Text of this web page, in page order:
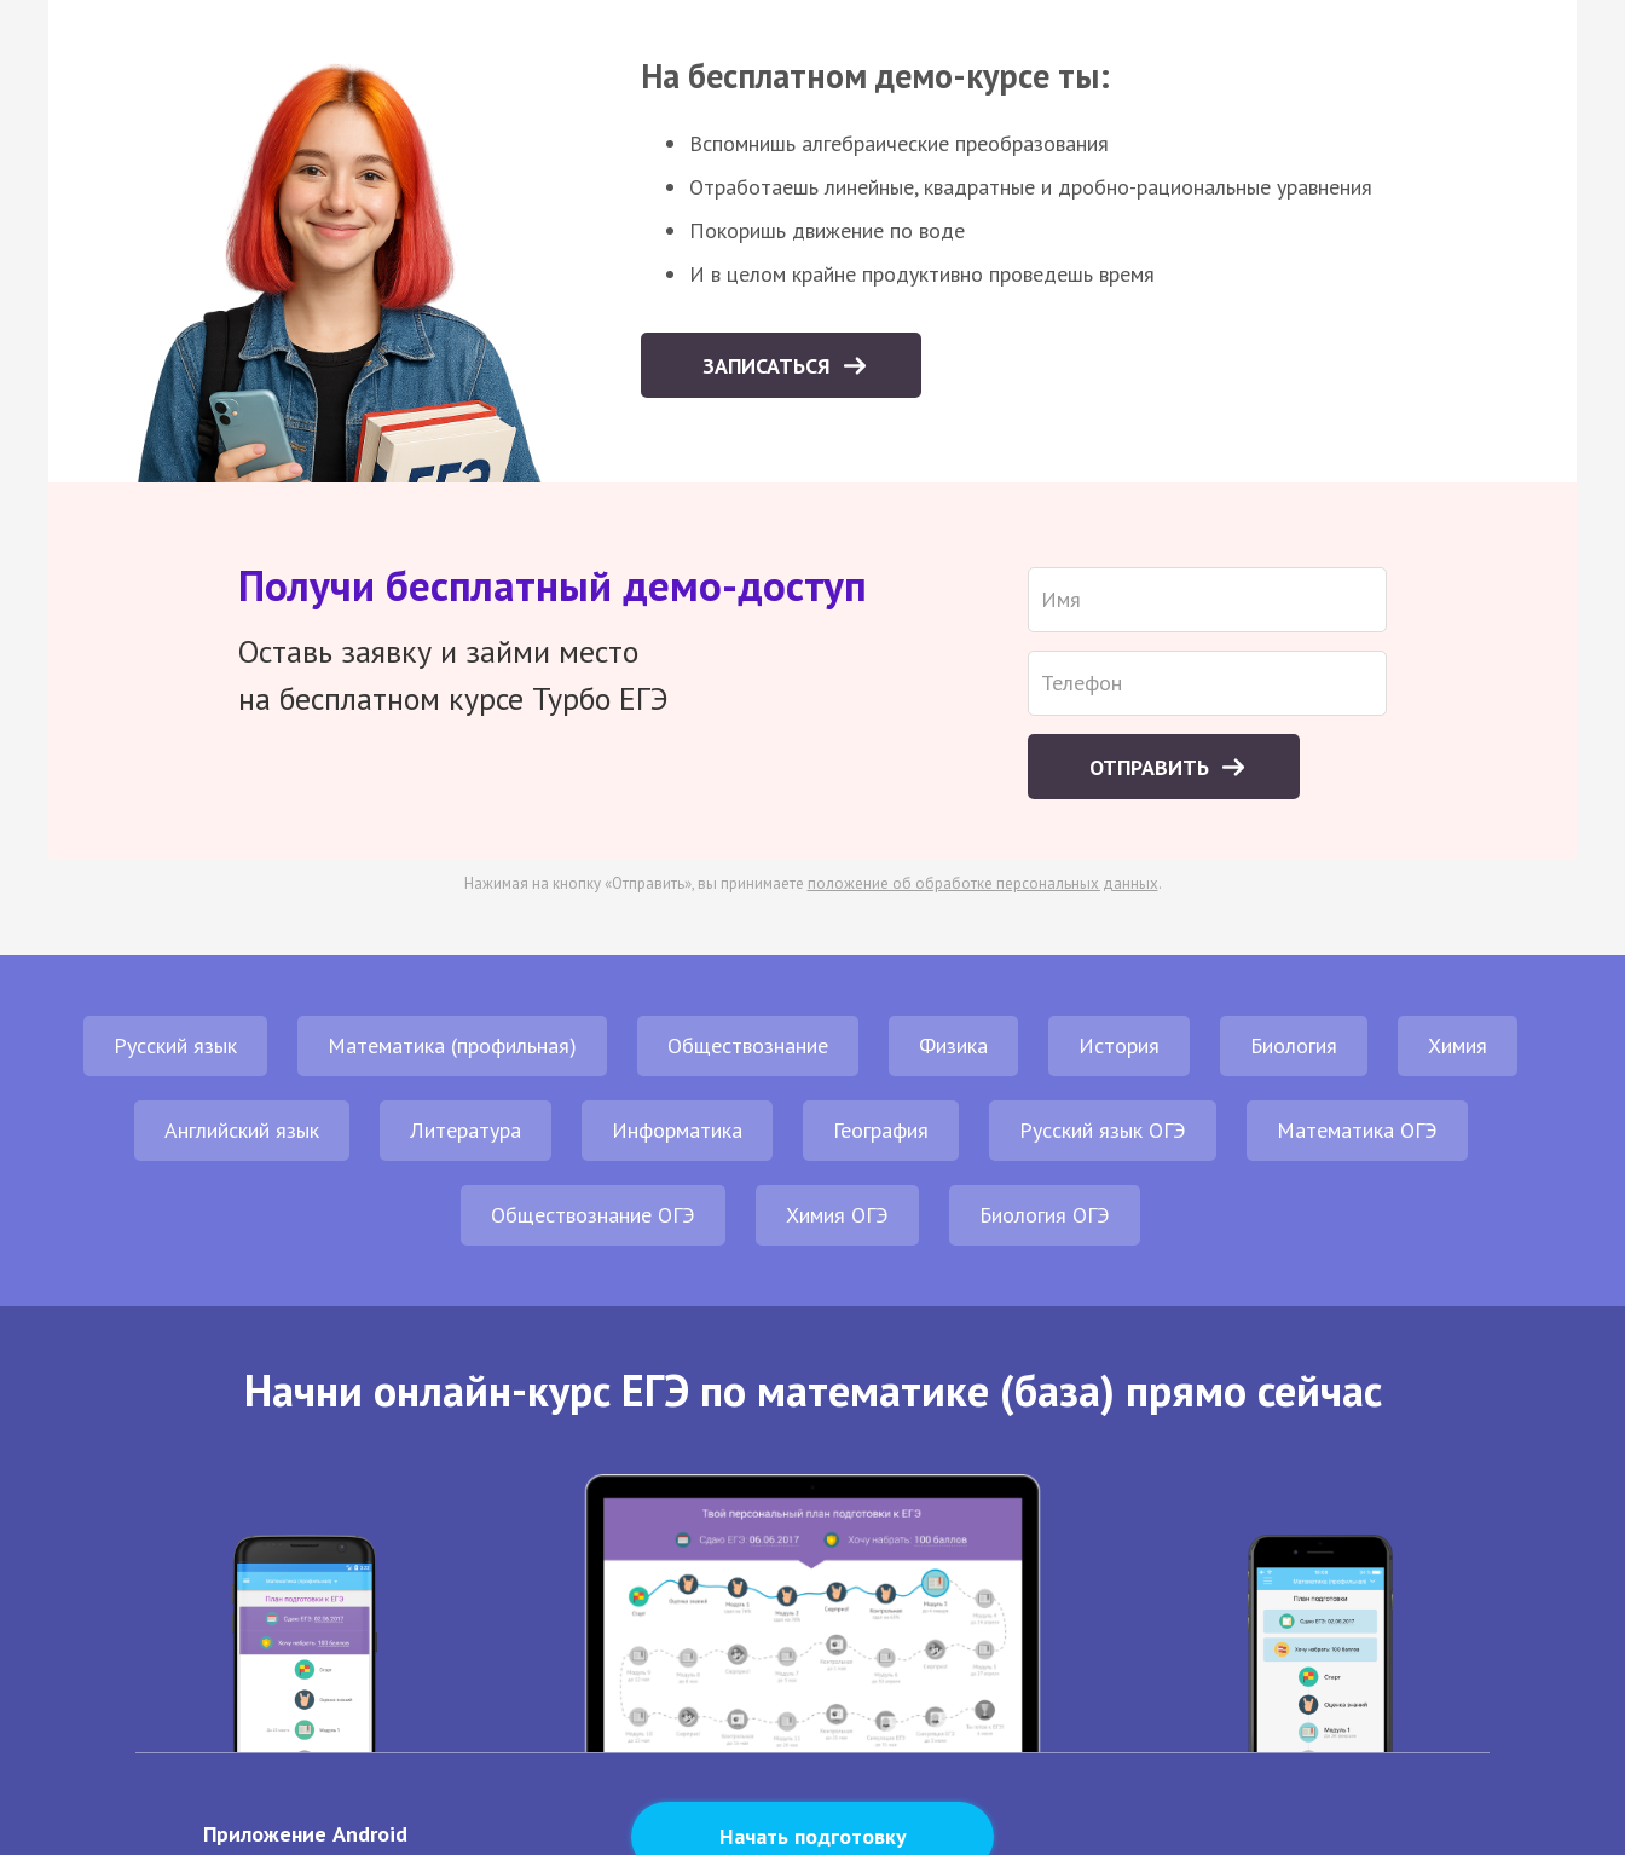
На бесплатном демо-курсе ты:
Вспомнишь алгебраические преобразования
Отработаешь линейные, квадратные и дробно-рациональные уравнения
Покоришь движение по воде
И в целом крайне продуктивно проведешь время
ЗАПИСАТЬСЯ
Получи бесплатный демо-доступ
Оставь заявку и займи место
на бесплатном курсе Турбо ЕГЭ
ОТПРАВИТЬ
Нажимая на кнопку «Отправить», вы принимаете положение об обработке персональных данных.
Русский язык Математика (профильная) Обществознание Физика История Биология Химия
Английский язык Литература Информатика География Русский язык ОГЭ Математика ОГЭ
Обществознание ОГЭ Химия ОГЭ Биология ОГЭ
Начни онлайн-курс ЕГЭ по математике (база) прямо сейчас
Приложение Android Начать подготовку